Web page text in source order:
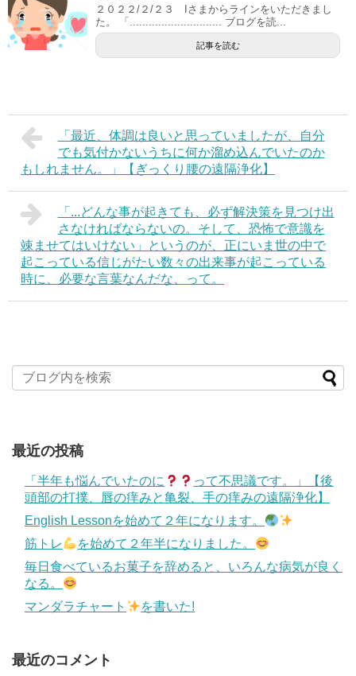
２０２２/２/２３ Iさまからラインをいただきまし
た。 「............................. ブログを読...
記事を読む
「最近、体調は良いと思っていましたが、自分
でも気付かないうちに何か溜め込んでいたのか
もしれません。」【ぎっくり腰の遠隔浄化】
「...どんな事が起きても、必ず解決策を見つけ出
さなければならないの。そして、恐怖で意識を
竦ませてはいけない」というのが、正にいま世の中で
起こっている信じがたい数々の出来事が起こっている
時に、必要な言葉なんだな、って。
最近の投稿
「半年も悩んでいたのに
って不思議です。」【後
頭部の打撲、唇の痒みと亀裂、手の痒みの遠隔浄化】
English Lessonを始めて２年になります。
筋トレ
を始めて２年半になりました。
毎日食べているお菓子を辞めると、いろんな病気が良く
なる。
マンダラチャート
を書いた!
最近のコメント